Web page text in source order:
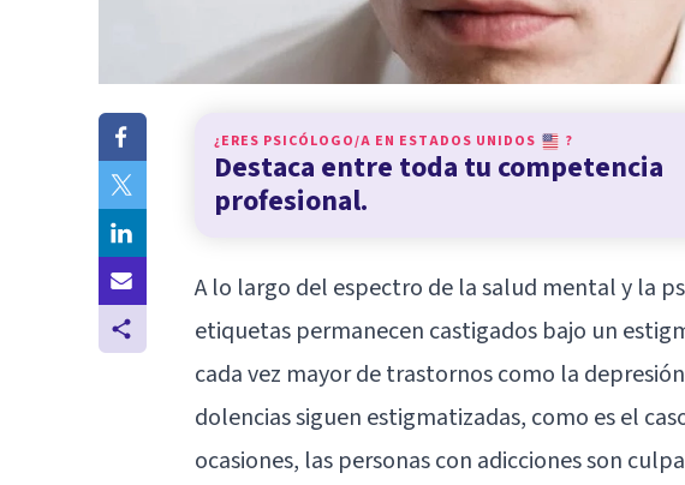
¿ERES PSICÓLOGO/A EN ESTADOS UNIDOS ?
Destaca entre toda tu competencia
profesional.
A lo largo del espectro de la salud mental y la
etiquetas permanecen castigados bajo un
cada vez mayor de trastornos como la
dolencias siguen estigmatizadas, como es el
ocasiones, las personas con adicciones son